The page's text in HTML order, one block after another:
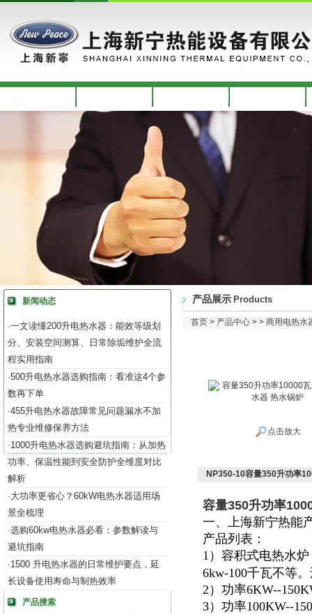
新闻动态
·一文读懂200升电热水器：能效等级划
分、安装空间测算、日常除垢维护全流
程实用指南
·500升电热水器选购指南：看准这4个参
数再下单
·455升电热水器故障常见问题漏水不加
热专业维修保养方法
·1000升电热水器选购避坑指南：从加热
功率、保温性能到安全防护全维度对比
解析
·大功率更省心？60kW电热水器适用场
景全梳理
·选购60kw电热水器必看：参数解读与
避坑指南
·1500 升电热水器的日常维护要点，延
长设备使用寿命与制热效率
产品搜索
产品展示 Products
首页 > 产品中心 > > 商用电热水
点击放大
NP350-10容量350升功率
容量350升功率
一、上海新宁热能
产品列表：
1）容积式电热水
6kw-100千瓦不等
2）功率6KW--
3）功率100KW--